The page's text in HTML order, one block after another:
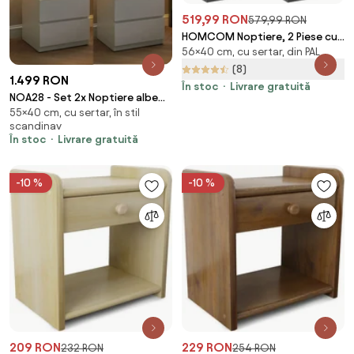
1.499 RON
NOA28 - Set 2x Noptiere albe
40x35x55 cm, cu 3 sertare si
LED, dormitor - Alb
55×40 cm, cu sertar, în stil
scandinav
În stoc
Livrare gratuită
519,99 RON579,99 RON
HOMCOM Noptiere, 2 Piese cu
3 Sertare, pentru dormitor si
sufragerie Elegant si Modern,
40x36x56cm, Gri | Aosom
56×40 cm, cu sertar, din PAL
(8)
În stoc
Livrare gratuită
-10 %
209 RON232 RON
-10 %
229 RON254 RON